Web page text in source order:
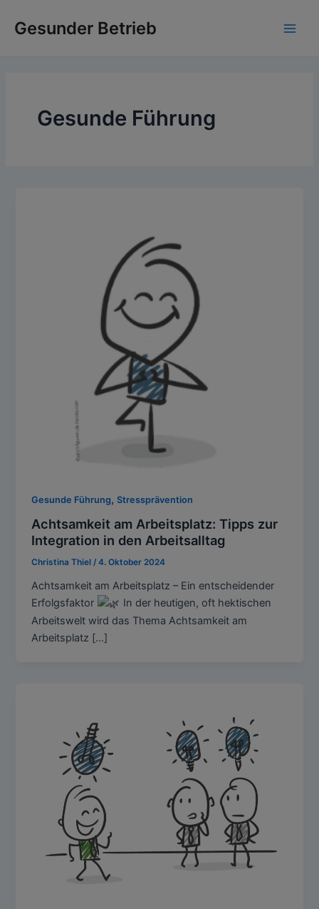
InhaltGesunder Betrieb
Gesunde Führung
Gesunde Führung ,Stressprävention
Achtsamkeit am Arbeitsplatz: Tipps zur
Integration in den Arbeitsalltag
Christina Thiel/4. Oktober 2024
Achtsamkeit am Arbeitsplatz – Ein entscheidender
Erfolgsfaktor
In der heutigen, oft hektischen
Arbeitswelt wird das Thema Achtsamkeit am
Arbeitsplatz […]